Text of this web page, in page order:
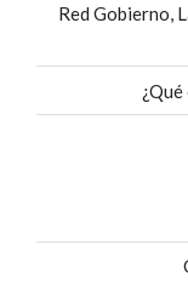
Red Gobierno,